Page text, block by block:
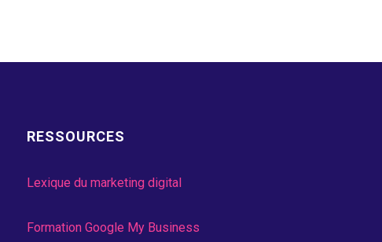
RESSOURCES
Lexique du marketing digital
Formation Google My Business